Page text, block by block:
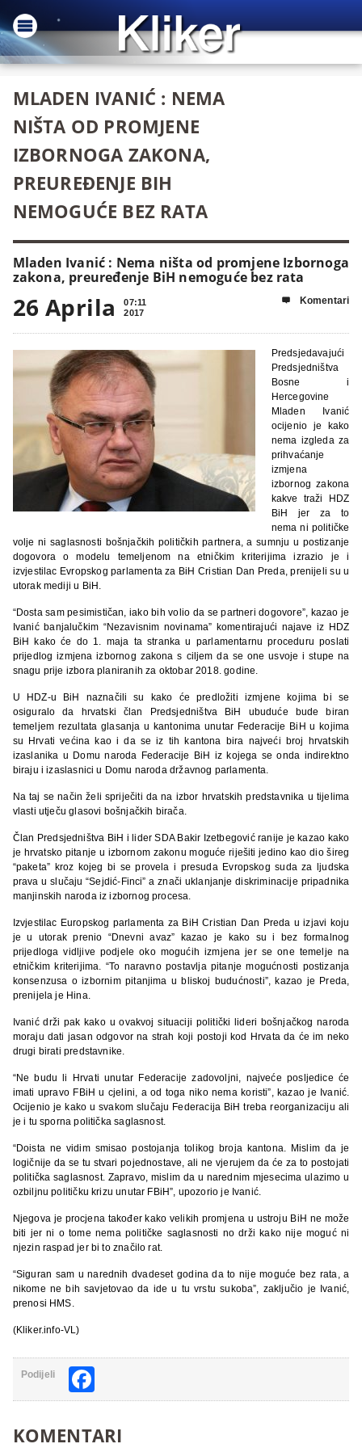
MLADEN IVANIĆ : NEMA
NIŠTA OD PROMJENE
IZBORNOGA ZAKONA,
PREUREĐENJE BIH
NEMOGUĆE BEZ RATA
Mladen Ivanić : Nema ništa od promjene Izbornoga
zakona, preuređenje BiH nemoguće bez rata
26 Aprila
07:11
2017
 Komentari
Predsjedavajući
Predsjedništva
Bosne i
Hercegovine
Mladen Ivanić
ocijenio je kako
nema izgleda za
prihvaćanje
izmjena
izbornog zakona
kakve traži HDZ
BiH jer za to
nema ni političke
volje ni saglasnosti bošnjačkih političkih partnera, a sumnju u postizanje
dogovora o modelu temeljenom na etničkim kriterijima izrazio je i
izvjestilac Evropskog parlamenta za BiH Cristian Dan Preda, prenijeli su u
utorak mediji u BiH.
“Dosta sam pesimističan, iako bih volio da se partneri dogovore”, kazao je
Ivanić banjalučkim “Nezavisnim novinama” komentirajući najave iz HDZ
BiH kako će do 1. maja ta stranka u parlamentarnu proceduru poslati
prijedlog izmjena izbornog zakona s ciljem da se one usvoje i stupe na
snagu prije izbora planiranih za oktobar 2018. godine.
U HDZ-u BiH naznačili su kako će predložiti izmjene kojima bi se
osiguralo da hrvatski član Predsjedništva BiH ubuduće bude biran
temeljem rezultata glasanja u kantonima unutar Federacije BiH u kojima
su Hrvati većina kao i da se iz tih kantona bira najveći broj hrvatskih
izaslanika u Domu naroda Federacije BiH iz kojega se onda indirektno
biraju i izaslasnici u Domu naroda državnog parlamenta.
Na taj se način želi spriječiti da na izbor hrvatskih predstavnika u tijelima
vlasti utječu glasovi bošnjačkih birača.
Član Predsjedništva BiH i lider SDA Bakir Izetbegović ranije je kazao kako
je hrvatsko pitanje u izbornom zakonu moguće riješiti jedino kao dio šireg
“paketa” kroz kojeg bi se provela i presuda Evropskog suda za ljudska
prava u slučaju “Sejdić-Finci” a znači uklanjanje diskriminacije pripadnika
manjinskih naroda iz izbornog procesa.
Izvjestilac Europskog parlamenta za BiH Cristian Dan Preda u izjavi koju
je u utorak prenio “Dnevni avaz” kazao je kako su i bez formalnog
prijedloga vidljive podjele oko mogućih izmjena jer se one temelje na
etničkim kriterijima. “To naravno postavlja pitanje mogućnosti postizanja
konsenzusa o izbornim pitanjima u bliskoj budućnosti”, kazao je Preda,
prenijela je Hina.
Ivanić drži pak kako u ovakvoj situaciji politički lideri bošnjačkog naroda
moraju dati jasan odgovor na strah koji postoji kod Hrvata da će im neko
drugi birati predstavnike.
“Ne budu li Hrvati unutar Federacije zadovoljni, najveće posljedice će
imati upravo FBiH u cjelini, a od toga niko nema koristi”, kazao je Ivanić.
Ocijenio je kako u svakom slučaju Federacija BiH treba reorganizaciju ali
je i tu sporna politička saglasnost.
“Doista ne vidim smisao postojanja tolikog broja kantona. Mislim da je
logičnije da se tu stvari pojednostave, ali ne vjerujem da će za to postojati
politička saglasnost. Zapravo, mislim da u narednim mjesecima ulazimo u
ozbiljnu političku krizu unutar FBiH”, upozorio je Ivanić.
Njegova je procjena također kako velikih promjena u ustroju BiH ne može
biti jer ni o tome nema političke saglasnosti no drži kako nije moguć ni
njezin raspad jer bi to značilo rat.
“Siguran sam u narednih dvadeset godina da to nije moguće bez rata, a
nikome ne bih savjetovao da ide u tu vrstu sukoba”, zaključio je Ivanić,
prenosi HMS.
(Kliker.info-VL)
Podijeli
KOMENTARI